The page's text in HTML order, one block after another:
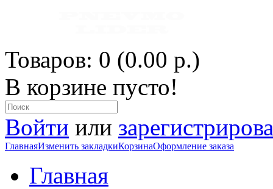
Товаров: 0 (0.00 р.)
В корзине пусто!
Войти или
ГлавнаяИзменить закладкиКорзинаОформление заказа
Главная